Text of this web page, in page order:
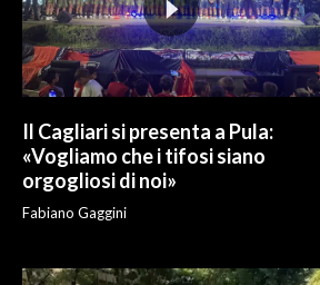
NECROLOGI
PUBBLICITÀ
SPIAGGE
STORE
Il Cagliari si presenta a Pula:
«Vogliamo che i tifosi siano
orgogliosi di noi»
Fabiano Gaggini